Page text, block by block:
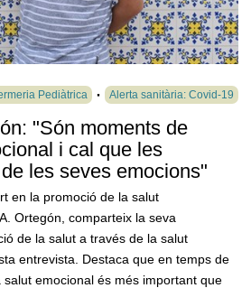
Pediàtrica
Alerta sanitària: Covid-19
"Són moments de
i cal que les
les seves emocions"
en la promoció de la salut
Ortegón, comparteix la seva
de la salut a través de la salut
entrevista. Destaca que en temps de
emocional és més important que